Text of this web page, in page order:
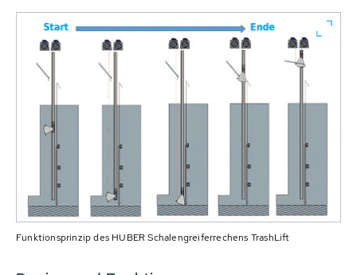
Funktionsprinzip des HUBER Schalengreiferrechens TrashLift